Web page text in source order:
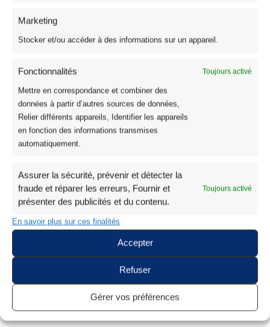
Marketing
Stocker et/ou accéder à des informations sur un appareil.
Fonctionnalités Toujours activé
Mettre en correspondance et combiner des
données à partir d’autres sources de données,
Relier différents appareils, Identifier les appareils
en fonction des informations transmises
automatiquement.
Assurer la sécurité, prévenir et détecter la
fraude et réparer les erreurs, Fournir et
présenter des publicités et du contenu.
Toujours activé
En savoir plus sur ces finalités
Accepter
Refuser
Gérer vos préférences